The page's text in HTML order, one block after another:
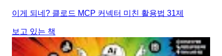
이게 되네? 클로드 MCP 커넥터 미친 활용법 31제
보고 있는 책